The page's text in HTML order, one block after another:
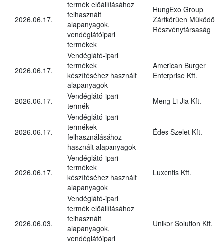
2026.06.17.
termék előállításához
felhasznált
alapanyagok,
vendéglátóipari
termékek
HungExo Group
Zártkörűen Működő
Részvénytársaság
2026.06.17.
Vendéglátó-ipari
termékek
készítéséhez használt
alapanyagok
American Burger
Enterprise Kft.
2026.06.17.
Vendéglátó-ipari
termék
Meng Li Jia Kft.
2026.06.17.
Vendéglátó-ipari
termékek
felhasználásához
használt alapanyagok
Édes Szelet Kft.
2026.06.17.
Vendéglátó-ipari
termékek
készítéséhez használt
alapanyagok
Luxentis Kft.
2026.06.03.
Vendéglátó-ipari
termék előállításához
felhasznált
alapanyagok,
vendéglátóipari
Unikor Solution Kft.